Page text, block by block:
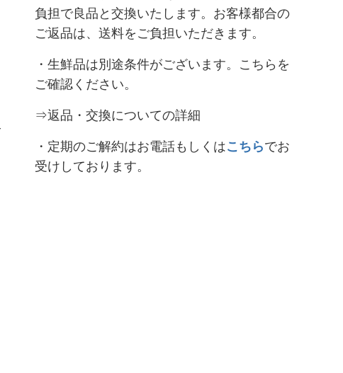
負担で良品と交換いたします。お客様都合の
ご返品は、送料をご負担いただきます。
・生鮮品は別途条件がございます。 こちら を
ご確認ください。
⇒返品・交換についての詳細
・定期のご解約はお電話もしくはこちらでお
受けしております。